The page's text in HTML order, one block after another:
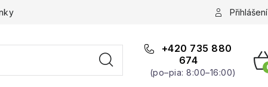
Přihlášení
+420 735 880
674
(po–pia: 8:00–16:00)